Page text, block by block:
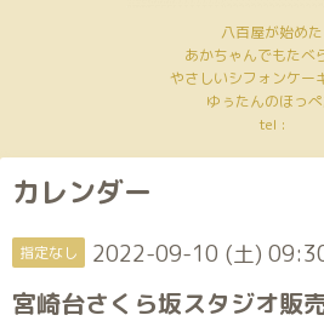
八百屋が始めた
あかちゃんでもたべ
やさしいシフォンケー
ゆぅたんのほっ
tel :
カレンダー
指定なし 2022-09-10 (土)
宮崎台さくら坂スタジオ販